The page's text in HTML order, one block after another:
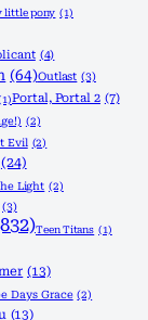
little pony (1)
(4)
(64)Outlast (3)
Portal, Portal 2 (7)
(2)
Evil (2)
(24)
Light (2)
(3)
Teen Titans (1)
(13)
Days Grace (2)
(13)